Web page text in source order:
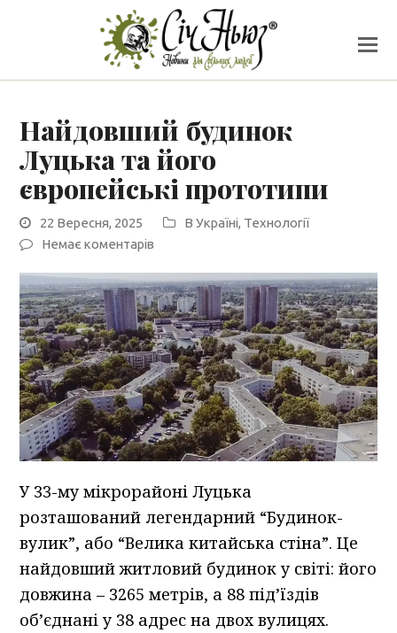
Найдовший будинок
Луцька та його
європейські прототипи
22 Вересня, 2025 В Україні, Технології
Немає коментарів
У 33-му мікрорайоні Луцька
розташований легендарний “Будинок-
вулик”, або “Велика китайська стіна”. Це
найдовший житловий будинок у світі: його
довжина – 3265 метрів, а 88 під’їздів
об’єднані у 38 адрес на двох вулицях.